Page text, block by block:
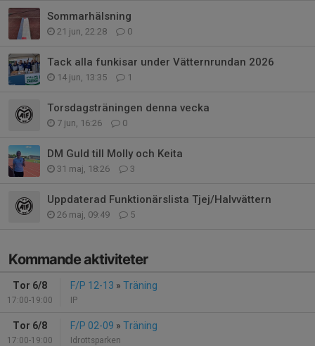
Sommarhälsning
21 jun, 22:28 0
Tack alla funkisar under Vätternrundan 2026
14 jun, 13:35 1
Torsdagsträningen denna vecka
7 jun, 16:26 0
DM Guld till Molly och Keita
31 maj, 18:26 3
Uppdaterad Funktionärslista Tjej/Halvvättern
26 maj, 09:49 5
Kommande aktiviteter
Tor 6/8
17:00-19:00
F/P 12-13 » Träning
IP
Tor 6/8
17:00-19:00
F/P 02-09 » Träning
Idrottsparken